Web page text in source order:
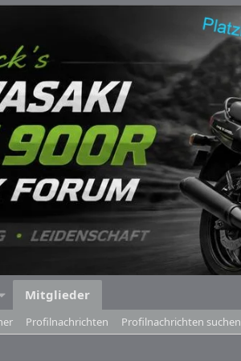
Mitglieder
Profilnachrichten
Profilnachrichten suchen